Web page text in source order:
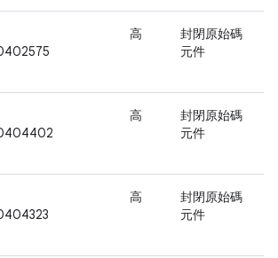
高
封閉原始碼
元件
高
封閉原始碼
元件
高
封閉原始碼
元件